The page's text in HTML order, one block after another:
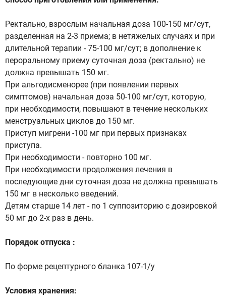
Ректально, взрослым начальная доза 100-150 мг/сут,
разделенная на 2-3 приема; в нетяжелых случаях и при
длительной терапии - 75-100 мг/сут; в дополнение к
пероральному приему суточная доза (ректально) не
должна превышать 150 мг.
При альгодисменорее (при появлении первых
симптомов) начальная доза 50-100 мг/сут, которую,
при необходимости, повышают в течение нескольких
менструальных циклов до 150 мг.
Приступ мигрени -100 мг при первых признаках
приступа.
При необходимости - повторно 100 мг.
При необходимости продолжения лечения в
последующие дни суточная доза не должна превышать
150 мг в несколько введений.
Детям старше 14 лет - по 1 суппозиторию с дозировкой
50 мг до 2-х раз в день.
Порядок отпуска :
По форме рецептурного бланка 107-1/у
Условия хранения: